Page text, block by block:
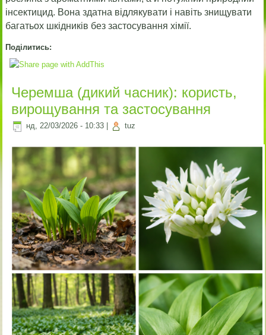
інсектицид. Вона здатна відлякувати і навіть знищувати
багатьох шкідників без застосування хімії.
Поділитись:
Черемша (дикий часник): користь,
вирощування та застосування
нд, 22/03/2026 - 10:33 tuz